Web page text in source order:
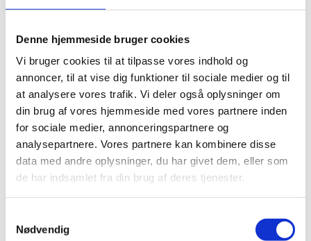
Denne hjemmeside bruger cookies
Vi bruger cookies til at tilpasse vores indhold og
annoncer, til at vise dig funktioner til sociale medier og til
at analysere vores trafik. Vi deler også oplysninger om
din brug af vores hjemmeside med vores partnere inden
for sociale medier, annonceringspartnere og
analysepartnere. Vores partnere kan kombinere disse
data med andre oplysninger, du har givet dem, eller som
de har indsamlet fra din brug af deres tjenester.
Nødvendig
En behandling med akupunktur koster kr 550,-
det vil sige i alt kr 2750,- for de 5 gange.
Sygeforsikringen Danmark giver tilskud.
De fleste private sundhedsforsikringer
dækker hele forløbet.
Her kan du læse mere omvores priser.
Hvor får jeg svar på spørgsmål til